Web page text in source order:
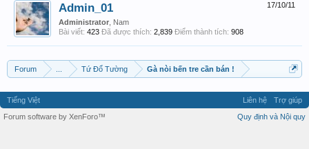
17/10/11
Admin_01
Administrator , Nam
Bài viết: 423 Đã được thích: 2,839 Điểm thành tích: 908
Forum Tứ Đổ Tường Gà nòi bến tre cần bán !
Tiếng Việt Liên hệ
Trợ giúp
Quy định và Nội quy
Forum software by XenForo™